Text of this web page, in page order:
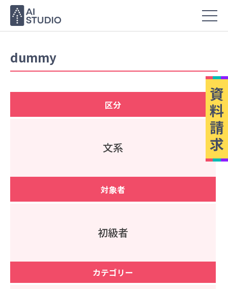
資
料
請
求
dummy
区分
文系
対象者
初級者
カテゴリー